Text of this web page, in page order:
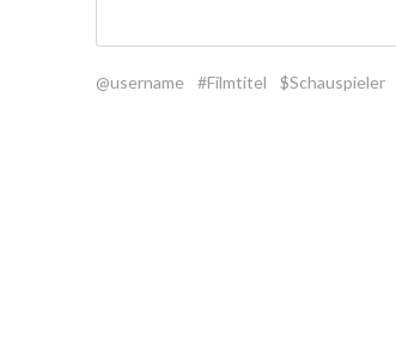
@username #Filmtitel $Schauspieler